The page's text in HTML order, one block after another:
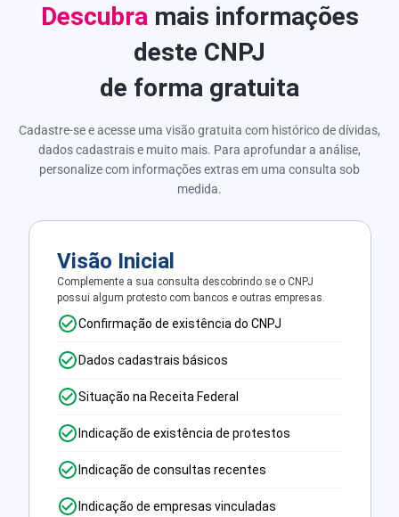
Descubra mais informações
deste CNPJ
de forma gratuita
Cadastre-se e acesse uma visão gratuita com histórico de dívidas,
dados cadastrais e muito mais. Para aprofundar a análise,
personalize com informações extras em uma consulta sob
medida.
Visão Inicial
Complemente a sua consulta descobrindo se o CNPJ
possui algum protesto com bancos e outras empresas.
Confirmação de existência do CNPJ
Dados cadastrais básicos
Situação na Receita Federal
Indicação de existência de protestos
Indicação de consultas recentes
Indicação de empresas vinculadas